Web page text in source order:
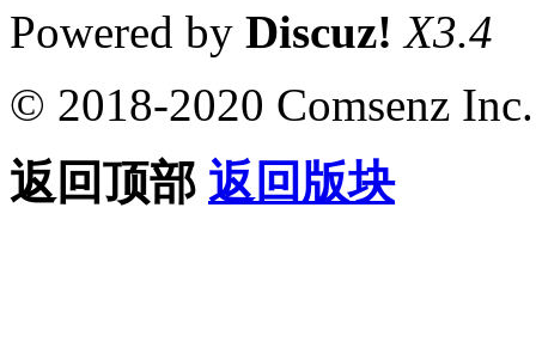
Powered by Discuz! X3.4
© 2018-2020 Comsenz Inc.
返回顶部 返回版块